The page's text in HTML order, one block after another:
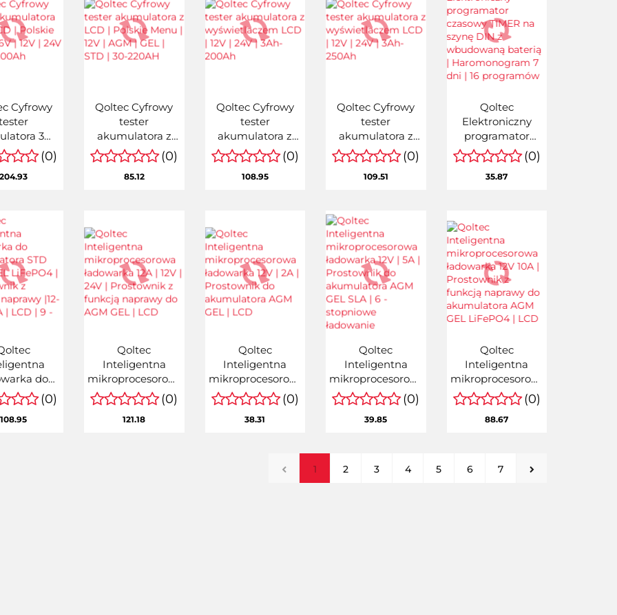
Cyfrowy
3w1
| Polskie
6V | 12V |
200Ah
(0)
204.93
Qoltec Cyfrowy
tester
akumulatora z
LCD | Polskie
Menu | 12V | AGM
| GEL | STD | 30-
(0)
85.12
Qoltec Cyfrowy
tester
akumulatora z
wyświetlaczem
LCD | 12V | 24V |
3Ah-200Ah
(0)
108.95
Qoltec Cyfrowy
tester
akumulatora z
wyświetlaczem
LCD | 12V | 24V |
3Ah-250Ah
(0)
109.51
Qoltec
Elektroniczny
programator
czasowy TIMER
na szynę DIN z
wbudowaną
dni | 16
programów
(0)
35.87
do
STD
GEL
|
(0)
108.95
Qoltec
Inteligentna
mikroprocesorowa
ładowarka 12A |
12V | 24V |
Prostownik z
(0)
121.18
Qoltec
Inteligentna
mikroprocesorowa
ładowarka 12V |
2A | Prostownik
do akumulatora
(0)
38.31
Qoltec
Inteligentna
mikroprocesorowa
ładowarka 12V |
5A | Prostownik
do akumulatora
ładowanie
(0)
39.85
Qoltec
Inteligentna
mikroprocesorowa
ładowarka 12V
10A | Prostownik z
funkcją naprawy
LiFePO4 | LCD
(0)
88.67
1 2 3 4 5 6 7